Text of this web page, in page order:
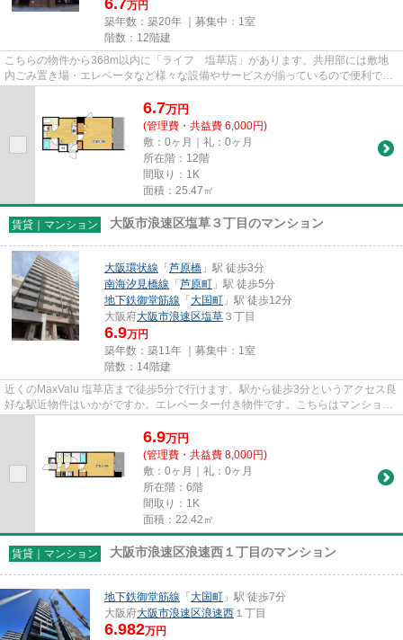
6.7万円
築年数：築20年 ｜募集中： 1室
階数：12階建
こちらの物件から368m以内に「ライフ 塩草店」があります。共用部には敷地
内ごみ置き場・エレベータなど様々な設備やサービスが揃っているので便利で
6.7万円
(管理費・共益費 6,000円)
敷：0ヶ月｜礼：0ヶ月
所在階：12階
間取り：1K
面積：25.47㎡
賃貸｜マンション 大阪市浪速区塩草３丁目のマンション
大阪環状線 「 芦原橋 」駅 徒歩3分
南海汐見橋線 「 芦原町 」駅 徒歩5分
地下鉄御堂筋線 「 大国町 」駅 徒歩12分
大阪府大阪市浪速区塩草 ３丁目
6.9万円
築年数：築11年 ｜募集中： 1室
階数：14階建
近くのMaxValu 塩草店まで徒歩5分で行けます。駅から徒歩3分というアクセス良
好な駅近物件はいかがですか。エレベーター付き物件です。こちらはマンション
6.9万円
(管理費・共益費 8,000円)
敷：0ヶ月｜礼：0ヶ月
所在階：6階
間取り：1K
面積：22.42㎡
賃貸｜マンション 大阪市浪速区浪速西１丁目のマンション
地下鉄御堂筋線 「 大国町 」駅 徒歩7分
大阪府大阪市浪速区浪速西 １丁目
6.982万円